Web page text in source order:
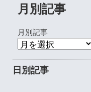
月別記事
月別記事
日別記事